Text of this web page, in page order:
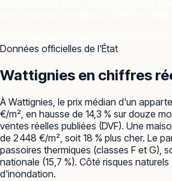
Données officielles de l'État
Wattignies en chiffres
À Wattignies, le prix médian d'un
€/m², en hausse de 14,3 % sur douze
ventes réelles publiées (DVF). Une
de 2 448 €/m², soit 18 % plus cher. Le
passoires thermiques (classes F et G),
nationale (15,7 %). Côté risques
d'inondation.